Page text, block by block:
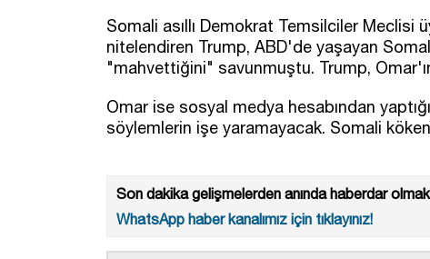
Somali asıllı Demokrat Temsilciler
nitelendiren Trump, ABD'de yaşayan
"mahvettiğini" savunmuştu. Trump,
Omar ise sosyal medya hesabından
söylemlerin işe yaramayacak. Somali
Son dakika gelişmelerden anında haberdar
WhatsApp haber kanalımız için tıklayınız!